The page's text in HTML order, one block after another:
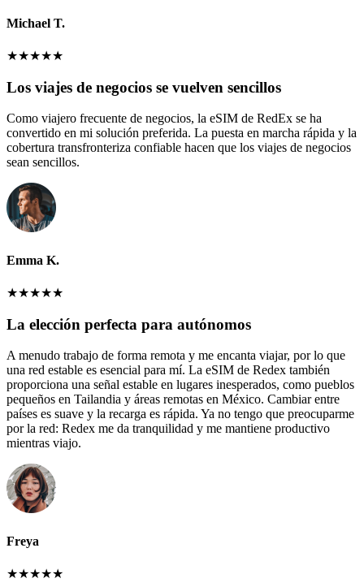
Michael T.
★★★★★
Los viajes de negocios se vuelven sencillos
Como viajero frecuente de negocios, la eSIM de RedEx se ha
convertido en mi solución preferida. La puesta en marcha rápida y la
cobertura transfronteriza confiable hacen que los viajes de negocios
sean sencillos.
Emma K.
★★★★★
La elección perfecta para autónomos
A menudo trabajo de forma remota y me encanta viajar, por lo que
una red estable es esencial para mí. La eSIM de Redex también
proporciona una señal estable en lugares inesperados, como pueblos
pequeños en Tailandia y áreas remotas en México. Cambiar entre
países es suave y la recarga es rápida. Ya no tengo que preocuparme
por la red: Redex me da tranquilidad y me mantiene productivo
mientras viajo.
Freya
★★★★★